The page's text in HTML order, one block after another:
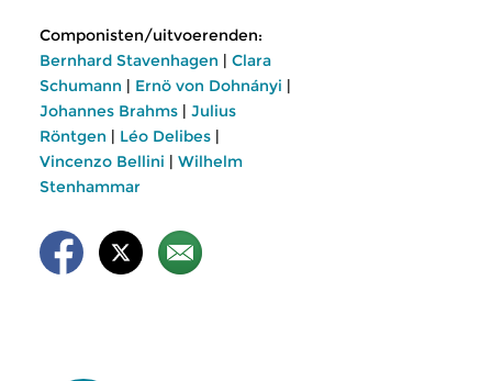
Componisten/uitvoerenden:
Bernhard Stavenhagen | Clara
Schumann | Ernö von Dohnányi |
Johannes Brahms | Julius
Röntgen | Léo Delibes |
Vincenzo Bellini | Wilhelm
Stenhammar